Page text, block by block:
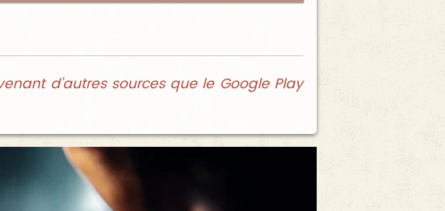
d’autres sources que le Google Play